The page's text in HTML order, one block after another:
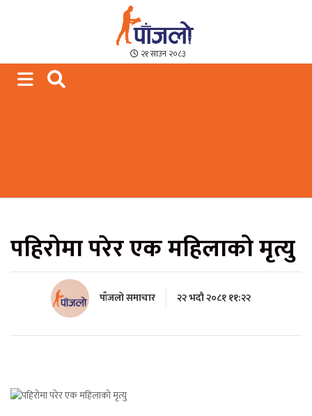
Paajalo News
We are from Far West Nepal
२१ साउन २०८३
पहिरोमा परेर एक महिलाको मृत्यु
पाँजलो समाचार २२ भदौ २०८१ ११:२२